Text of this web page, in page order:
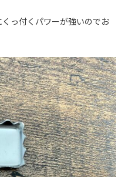
っ付くパワーが強いのでお